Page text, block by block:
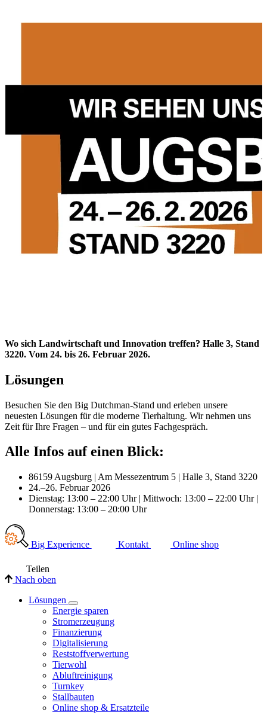
Wo sich Landwirtschaft und Innovation treffen? Halle 3, Stand
3220. Vom 24. bis 26. Februar 2026.
Lösungen
Besuchen Sie den Big Dutchman-Stand und erleben unsere
neuesten Lösungen für die moderne Tierhaltung. Wir nehmen uns
Zeit für Ihre Fragen – und für ein gutes Fachgespräch.
Alle Infos auf einen Blick:
86159 Augsburg | Am Messezentrum 5 | Halle 3, Stand 3220
24.–26. Februar 2026
Dienstag: 13:00 – 22:00 Uhr | Mittwoch: 13:00 – 22:00 Uhr |
Donnerstag: 13:00 – 20:00 Uhr
Big Experience Kontakt Online shop
Teilen
Nach oben
Lösungen
Energie sparen
Stromerzeugung
Finanzierung
Digitalisierung
Reststoffverwertung
Tierwohl
Abluftreinigung
Turnkey
Stallbauten
Online shop & Ersatzteile